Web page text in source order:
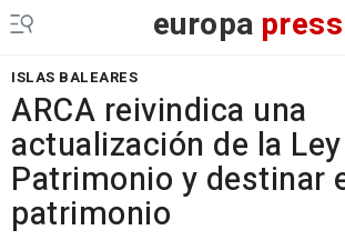
europa press
ISLAS BALEARES
ARCA reivindica una
actualización de la
Patrimonio y destinar
patrimonio